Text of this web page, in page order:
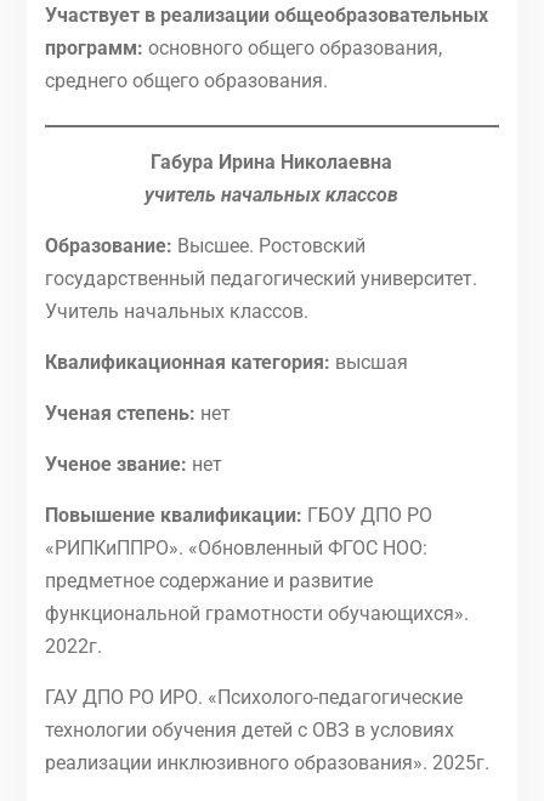
Участвует в реализации общеобразовательных
программ: основного общего образования,
среднего общего образования.
Габура Ирина Николаевна
учитель начальных классов
Образование: Высшее. Ростовский
государственный педагогический университет.
Учитель начальных классов.
Квалификационная категория: высшая
Ученая степень: нет
Ученое звание: нет
Повышение квалификации: ГБОУ ДПО РО
«РИПКиППРО». «Обновленный ФГОС НОО:
предметное содержание и развитие
функциональной грамотности обучающихся».
2022г.
ГАУ ДПО РО ИРО. «Психолого-педагогические
технологии обучения детей с ОВЗ в условиях
реализации инклюзивного образования». 2025г.